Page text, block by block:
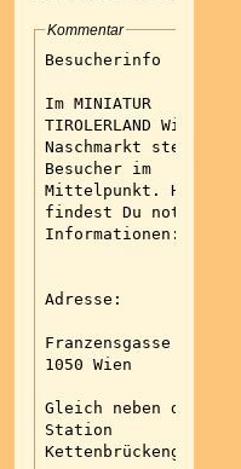
Kommentar
Besucherinfo
Im MINIATUR
TIROLERLAND Wien-
Naschmarkt steht der
Besucher im
Mittelpunkt. Hier
findest Du notwendige
Informationen:
Adresse:
Franzensgasse 18 in
1050 Wien
Gleich neben der U4-
Station
Kettenbrückengasse.